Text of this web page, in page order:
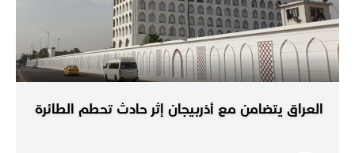
العراق يتضامن مع أذربيجان إثر حادث تحطم الطائرة